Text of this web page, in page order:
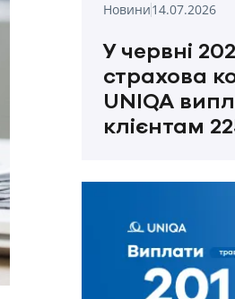
Новини14.07.2026
У червні
страхова
UNIQA
клієнтам